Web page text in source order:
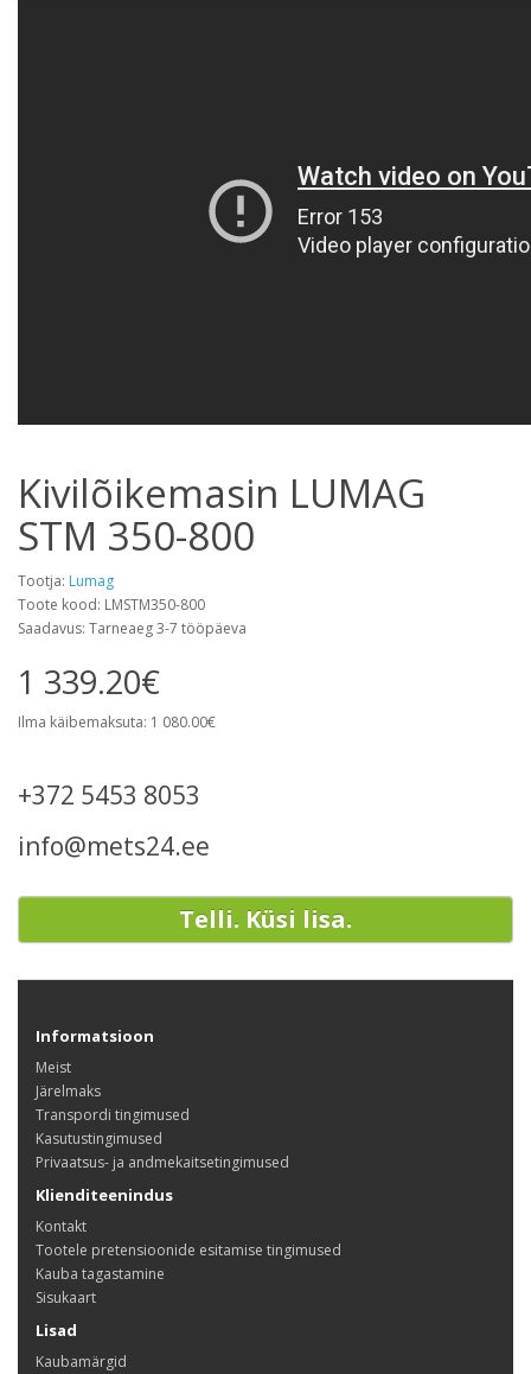
Kivilõikemasin LUMAG
STM 350-800
Tootja: Lumag
Toote kood: LMSTM350-800
Saadavus: Tarneaeg 3-7 tööpäeva
1 339.20€
Ilma käibemaksuta: 1 080.00€
+372 5453 8053
info@mets24.ee
Telli. Küsi lisa.
Informatsioon
Meist
Järelmaks
Transpordi tingimused
Kasutustingimused
Privaatsus- ja andmekaitsetingimused
Klienditeenindus
Kontakt
Tootele pretensioonide esitamise tingimused
Kauba tagastamine
Sisukaart
Lisad
Kaubamärgid